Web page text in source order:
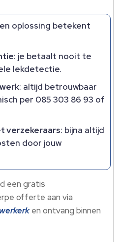
oplossing betekent
: je betaalt nooit te
lekdetectie.​
: altijd betrouwbaar
per 085 303 86 93 of
verzekeraars: bijna altijd
door jouw
een gratis
offerte aan via
en ontvang binnen